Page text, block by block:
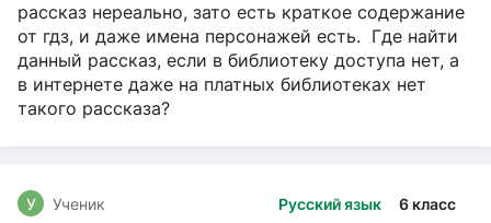
рассказ нереально, зато есть краткое содержание
от гдз, и даже имена персонажей есть. Где найти
данный рассказ, если в библиотеку доступа нет, а
в интернете даже на платных библиотеках нет
такого рассказа?
Русский язык 6 класс
У Ученик